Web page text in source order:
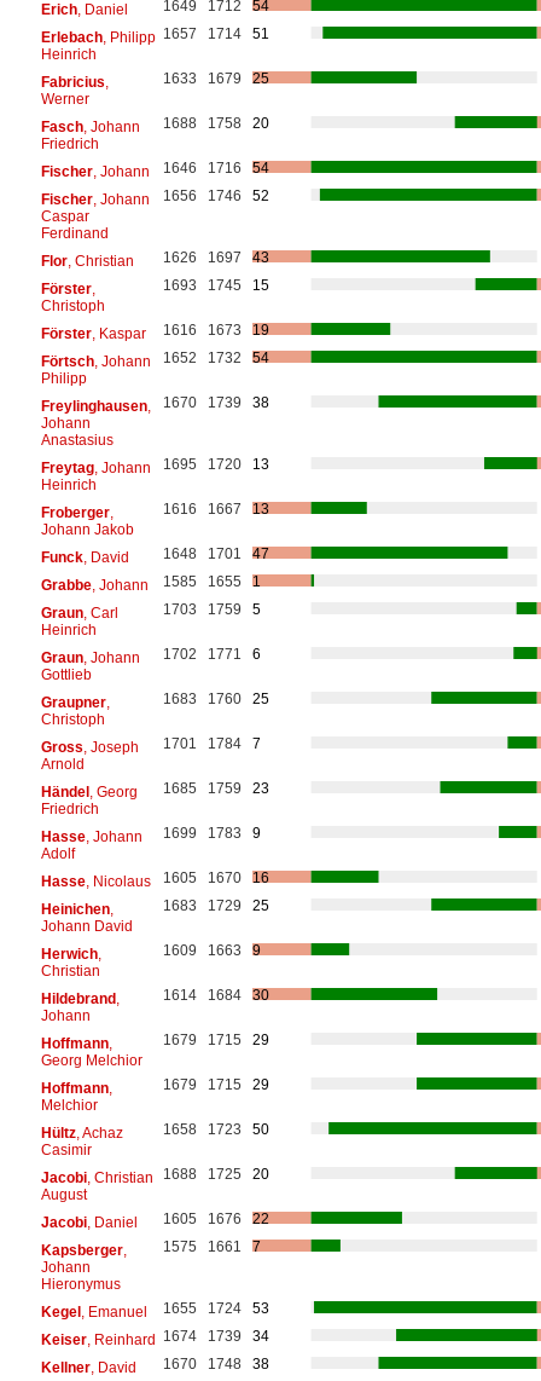
Erich, Daniel 1649 1712
54
Erlebach, Philipp
Heinrich
1657 1714 51
Fabricius
Werner
1633 1679 25
Fasch, Johann
Friedrich
1688 1758 20
Fischer, Johann 1646 1716
54
Fischer, Johann
Caspar
Ferdinand
1656 1746 52
Flor, Christian 1626 1697
43
Förster,
Christoph
1693 1745 15
Förster, Kaspar 1616 1673
19
Förtsch, Johann
Philipp
1652 1732 54
Freylinghausen,
Johann
Anastasius
1670 1739 38
Freytag, Johann
Heinrich
1695 1720 13
Froberger,
Johann Jakob
1616 1667 13
Funck, David 1648 1701
47
Grabbe, Johann 1585 1655
1
Graun, Carl
Heinrich
1703 1759 5
Graun, Johann
Gottlieb
1702 1771 6
Graupner,
Christoph
1683 1760 25
Gross , Joseph
Arnold
1701 1784 7
Händel, Georg
Friedrich
1685 1759 23
Hasse, Johann
Adolf
1699 1783 9
Hasse, Nicolaus 1605 1670
16
Heinichen,
Johann David
1683 1729 25
Herwich,
Christian
1609 1663 9
Hildebrand,
Johann
1614 1684 30
Hoffmann,
Georg Melchior
1679 1715 29
Hoffmann,
Melchior
1679 1715 29
Hültz, Achaz
Casimir
1658 1723 50
Jacobi, Christian
August
1688 1725 20
Jacobi, Daniel 1605 1676
22
Kapsberger,
Johann
Hieronymus
1575 1661 7
Kegel, Emanuel 1655 1724
53
Keiser, Reinhard 1674 1739
34
Kellner, David 1670 1748 38